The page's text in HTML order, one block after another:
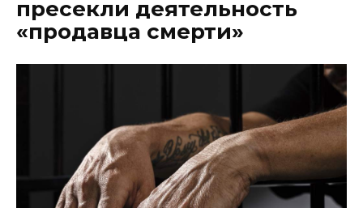
пресекли деятельность
«продавца смерти»